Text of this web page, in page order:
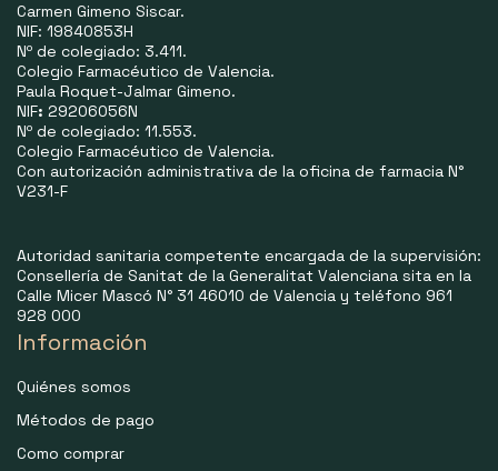
Carmen Gimeno Siscar.
NIF: 19840853H
Nº de colegiado: 3.411.
Colegio Farmacéutico de Valencia.
Paula Roquet-Jalmar Gimeno.
NIF: 29206056N
Nº de colegiado: 11.553.
Colegio Farmacéutico de Valencia.
Con autorización administrativa de la oficina de farmacia N°
V231-F
Autoridad sanitaria competente encargada de la supervisión:
Consellería de Sanitat de la Generalitat Valenciana sita en la
Calle Micer Mascó N° 31 46010 de Valencia y teléfono 961
928 000
Información
Quiénes somos
Métodos de pago
Como comprar